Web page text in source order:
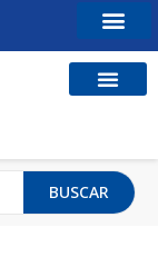
BUSCAR